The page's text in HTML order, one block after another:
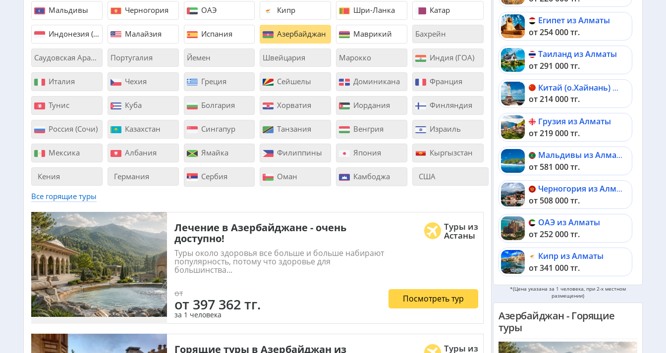
Мальдивы Черногория ОАЭ Кипр Шри-Ланка Катар
Индонезия (Бали) Малайзия Испания Азербайджан Маврикий Бахрейн
Саудовская Аравия Португалия Йемен Швейцария Марокко Индия (ГОА)
Италия Чехия Греция Сейшелы Доминикана Франция
Тунис Куба Болгария Хорватия Иордания Финляндия
Россия (Сочи) Казахстан Сингапур Танзания Венгрия Израиль
Мексика Албания Ямайка Филиппины Япония Кыргызстан
Кения Германия Сербия Оман Камбоджа
США
Все горящие туры
Лечение в Азербайджане - очень
доступно!
Туры около здоровья все больше и больше набирают
популярность, потому что здоровье для
большинства...
Туры из
Астаны
от
от 397 362 тг.
за 1 человека
Посмотреть тур
Горящие туры в Азербайджан из
Туры из
Египет из Алматы
от 254 000 тг.
Таиланд из Алматы
от 291 000 тг.
Китай (о.Хайнань) из Алматы
от 214 000 тг.
Грузия из Алматы
от 219 000 тг.
Мальдивы из Алматы
от 581 000 тг.
Черногория из Алматы
от 508 000 тг.
ОАЭ из Алматы
от 252 000 тг.
Кипр из Алматы
от 341 000 тг.
Шри-Ланка из Алматы
от 560 000 тг.
Катар из Алматы
*(Цена указана за 1 человека, при 2-х местном
размещении)
Азербайджан - Горящие
туры